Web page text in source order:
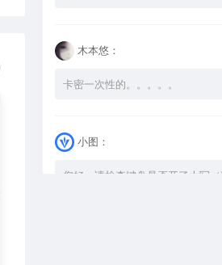
木本悠：
卡密一次性的。。。。。
小图：
您好，请检查键盘是否开了大写